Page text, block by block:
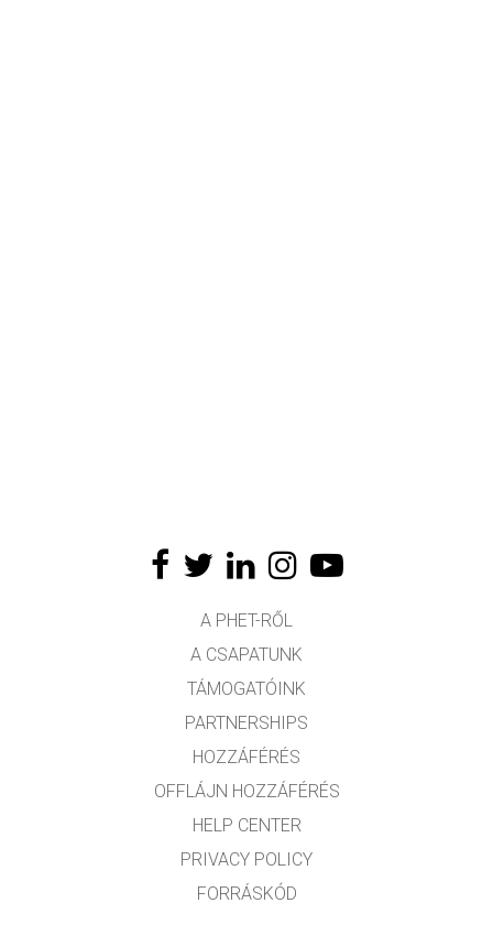
A PHET-RŐL
A CSAPATUNK
TÁMOGATÓINK
PARTNERSHIPS
HOZZÁFÉRÉS
OFFLÁJN HOZZÁFÉRÉS
HELP CENTER
PRIVACY POLICY
FORRÁSKÓD